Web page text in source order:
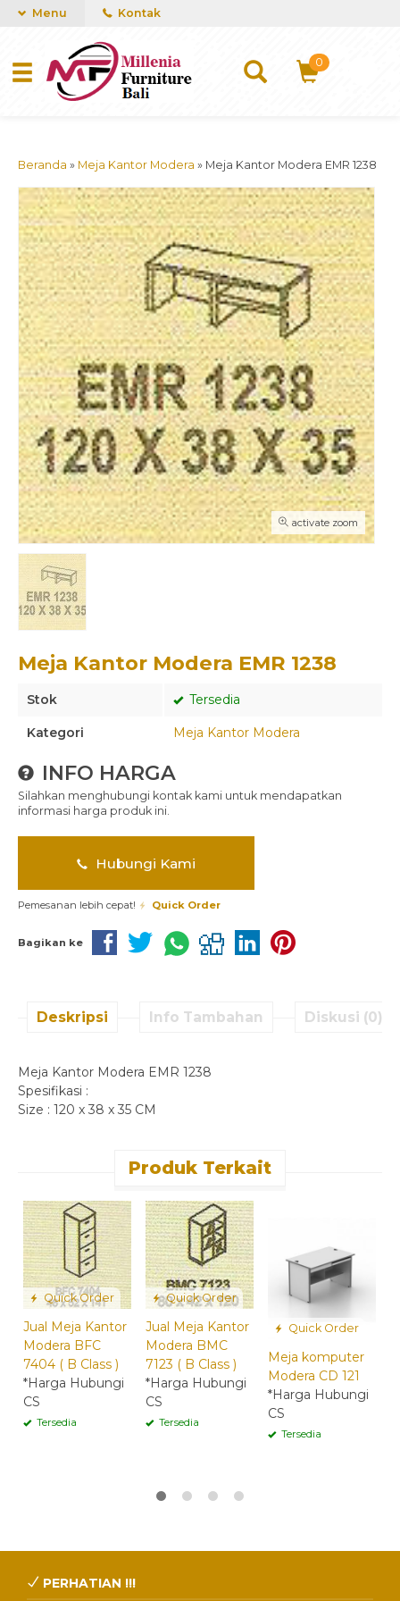
mUCn7CwGawCVTvwq7a99f4AgACOVgZvYEW65FFSDBf0
Menu Kontak
0
Beranda » Meja Kantor Modera » Meja Kantor Modera EMR 1238
activate zoom
Meja Kantor Modera EMR 1238
Stok Tersedia
Kategori Meja Kantor Modera
INFO HARGA
Silahkan menghubungi kontak kami untuk mendapatkan
informasi harga produk ini.
Hubungi Kami
Pemesanan lebih cepat! Quick Order
Bagikan ke
Deskripsi Info Tambahan Diskusi (0)
Meja Kantor Modera EMR 1238
Spesifikasi :
Size : 120 x 38 x 35 CM
Produk Terkait
Quick Order
Jual Meja Kantor
Modera BFC
7404 ( B Class )
*Harga Hubungi
CS
Tersedia
Quick Order
Jual Meja Kantor
Modera BMC
7123 ( B Class )
*Harga Hubungi
CS
Tersedia
Quick Order
Meja komputer
Modera CD 121
*Harga Hubungi
CS
Tersedia
PERHATIAN !!!